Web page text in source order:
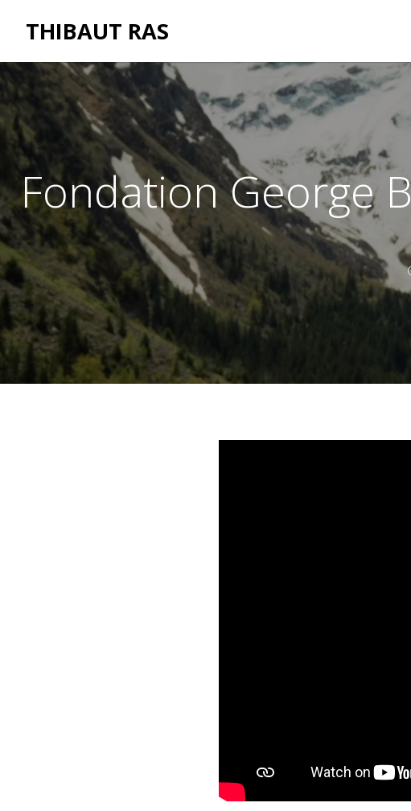
THIBAUT RAS
Fondation George